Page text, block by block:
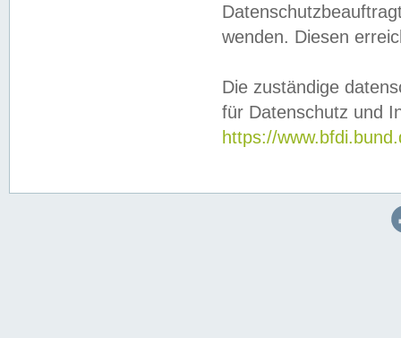
wenden. Diesen
Die zuständige
für Datenschutz und
https://